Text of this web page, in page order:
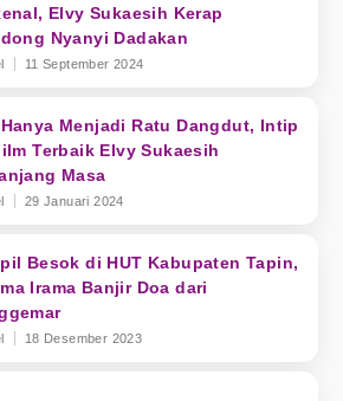
Elvy Sukaesih Kerap
Nyanyi Dadakan
11 September 2024
Menjadi Ratu Dangdut, Intip
Terbaik Elvy Sukaesih
Masa
29 Januari 2024
Besok di HUT Kabupaten Tapin,
Irama Banjir Doa dari
18 Desember 2023